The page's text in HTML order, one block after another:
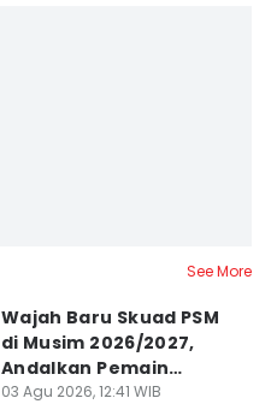
See More
Wajah Baru Skuad PSM
di Musim 2026/2027,
Andalkan Pemain
Balkan
03 Agu 2026, 12:41 WIB